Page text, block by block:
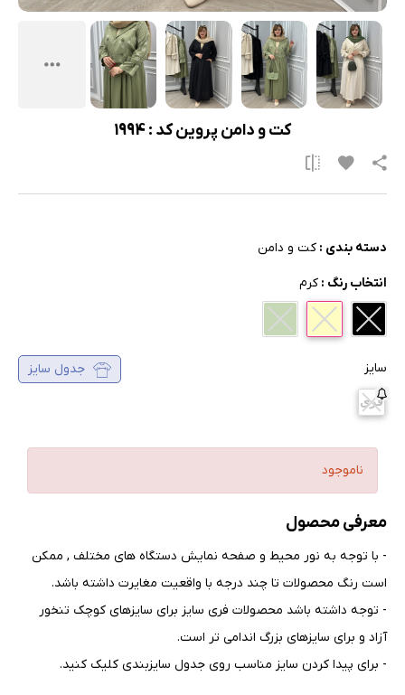
کت و دامن پروین کد : 1994
دسته بندی : کت و دامن
انتخاب رنگ : کرم
سایز جدول سایز
فری
ناموجود
معرفی محصول
- با توجه به نور محیط و صفحه نمایش دستگاه های مختلف , ممکن
است رنگ محصولات تا چند درجه با واقعیت مغایرت داشته باشد.
- توجه داشته باشد محصولات فری سایز برای سایزهای کوچک تنخور
آزاد و برای سایزهای بزرگ اندامی تر است.
- برای پیدا کردن سایز مناسب روی جدول سایزبندی کلیک کنید.